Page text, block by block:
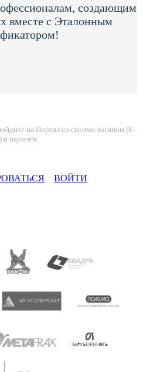
создающим
вместе с Эталонным
на Портал со своими логином (E-
и паролем.
ВОЙТИ